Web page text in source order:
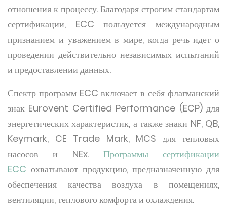
отношения к процессу. Благодаря строгим стандартам
сертификации, ECC пользуется международным
признанием и уважением в мире, когда речь идет о
проведении действительно независимых испытаний
и предоставлении данных.
Спектр программ ECC включает в себя флагманский
знак Eurovent Certified Performance (ECP) для
энергетических характеристик, а также знаки NF, QB,
Keymark, CE Trade Mark, MCS для тепловых
насосов и NEx. Программы сертификации
ECC охватывают продукцию, предназначенную для
обеспечения качества воздуха в помещениях,
вентиляции, теплового комфорта и охлаждения.